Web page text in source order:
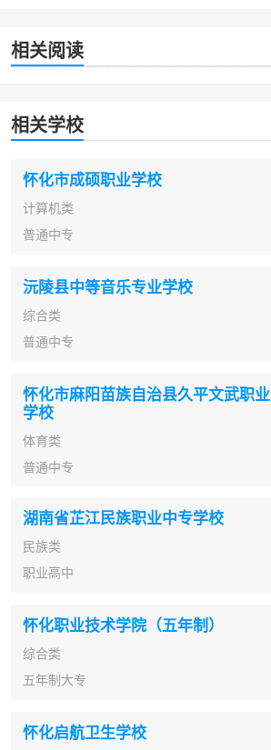
相关阅读
相关学校
怀化市成硕职业学校
计算机类
普通中专
沅陵县中等音乐专业学校
综合类
普通中专
怀化市麻阳苗族自治县久平文武职业
学校
体育类
普通中专
湖南省芷江民族职业中专学校
民族类
职业高中
怀化职业技术学院（五年制）
综合类
五年制大专
怀化启航卫生学校